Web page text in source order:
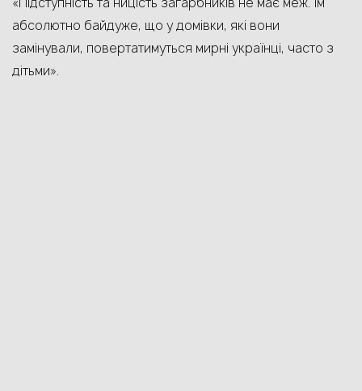
абсолютно байдуже, що у домівки, які вони
замінували, повертатимуться мирні українці, часто з
дітьми».